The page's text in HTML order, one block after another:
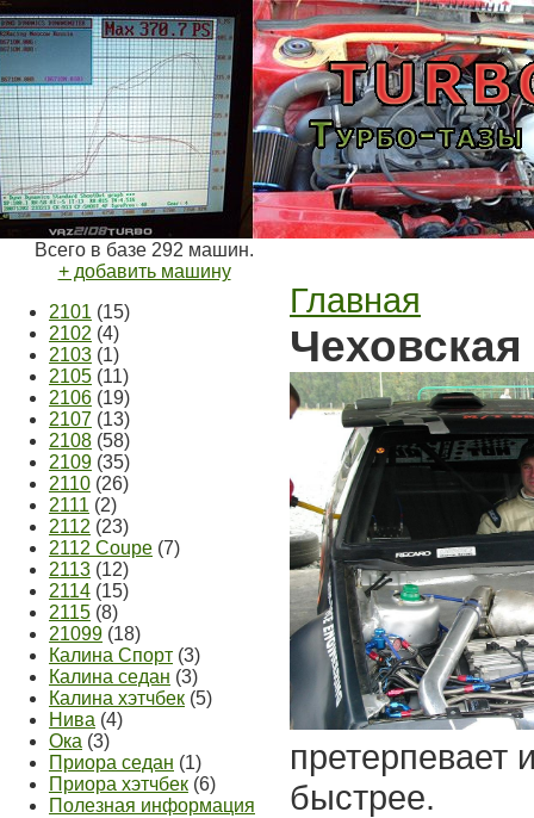
Всего в базе 292 машин.
+ добавить машину
2101 (15)
2102 (4)
2103 (1)
2105 (11)
2106 (19)
2107 (13)
2108 (58)
2109 (35)
2110 (26)
2111 (2)
2112 (23)
2112 Coupe (7)
2113 (12)
2114 (15)
2115 (8)
21099 (18)
Калина Спорт (3)
Калина седан (3)
Калина хэтчбек (5)
Нива (4)
Ока (3)
Приора седан (1)
Приора хэтчбек (6)
Полезная информация
Главная
претерпевает
быстрее.